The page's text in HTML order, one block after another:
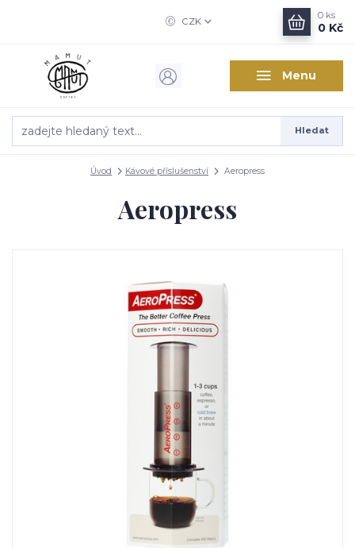
Menu
CZK
Hledat
0 ks
0 Kč
Úvod Kávové příslušenství Aeropress
Aeropress